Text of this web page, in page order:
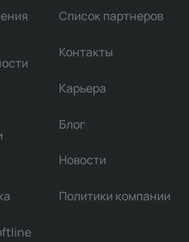
Список партнеров
Контакты
Карьера
Блог
Новости
Политики компании